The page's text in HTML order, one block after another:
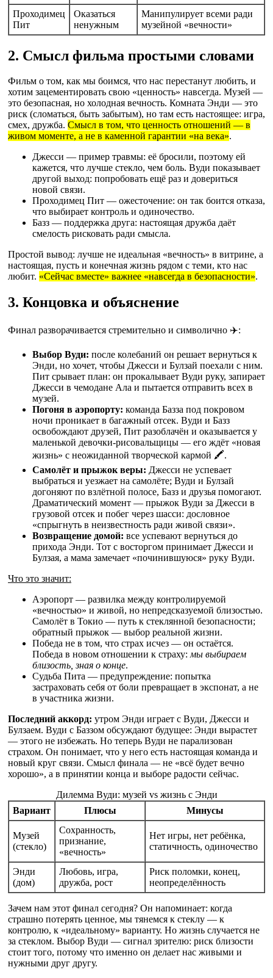
Проходимец
Пит
Оказаться
ненужным
Манипулирует всеми ради
музейной «вечности»
2. Смысл фильма простыми словами
Фильм о том, как мы боимся, что нас перестанут любить, и
хотим зацементировать свою «ценность» навсегда. Музей —
это безопасная, но холодная вечность. Комната Энди — это
риск (сломаться, быть забытым), но там есть настоящее: игра,
смех, дружба. Смысл в том, что ценность отношений — в
живом моменте, а не в каменной гарантии «на века».
Джесси — пример травмы: её бросили, поэтому ей
кажется, что лучше стекло, чем боль. Вуди показывает
другой выход: попробовать ещё раз и довериться
новой связи.
Проходимец Пит — ожесточение: он так боится отказа,
что выбирает контроль и одиночество.
Базз — поддержка друга: настоящая дружба даёт
смелость рисковать ради смысла.
Простой вывод: лучше не идеальная «вечность» в витрине, а
настоящая, пусть и конечная жизнь рядом с теми, кто нас
любит. «Сейчас вместе» важнее «навсегда в безопасности».
3. Концовка и объяснение
Финал разворачивается стремительно и символично ✈️:
Выбор Вуди: после колебаний он решает вернуться к
Энди, но хочет, чтобы Джесси и Булзай поехали с ним.
Пит срывает план: он прокалывает Вуди руку, запирает
Джесси в чемодане Ала и пытается отправить всех в
музей.
Погоня в аэропорту: команда Базза под покровом
ночи проникает в багажный отсек. Вуди и Базз
освобождают друзей, Пит разоблачён и оказывается у
маленькой девочки-рисовальщицы — его ждёт «новая
жизнь» с неожиданной творческой кармой 🖍️.
Самолёт и прыжок веры: Джесси не успевает
выбраться и уезжает на самолёте; Вуди и Булзай
догоняют по взлётной полосе, Базз и друзья помогают.
Драматический момент — прыжок Вуди за Джесси в
грузовой отсек и побег через шасси: дословное
«спрыгнуть в неизвестность ради живой связи».
Возвращение домой: все успевают вернуться до
прихода Энди. Тот с восторгом принимает Джесси и
Булзая, а мама замечает «починившуюся» руку Вуди.
Что это значит:
Аэропорт — развилка между контролируемой
«вечностью» и живой, но непредсказуемой близостью.
Самолёт в Токио — путь к стеклянной безопасности;
обратный прыжок — выбор реальной жизни.
Победа не в том, что страх исчез — он остаётся.
Победа в новом отношении к страху: мы выбираем
близость, зная о конце.
Судьба Пита — предупреждение: попытка
застраховать себя от боли превращает в экспонат, а не
в участника жизни.
Последний аккорд: утром Энди играет с Вуди, Джесси и
Булзаем. Вуди с Баззом обсуждают будущее: Энди вырастет
— этого не избежать. Но теперь Вуди не парализован
страхом. Он понимает, что у него есть настоящая команда и
новый круг связи. Смысл финала — не «всё будет вечно
хорошо», а в принятии конца и выборе радости сейчас.
Дилемма Вуди: музей vs жизнь с Энди
Вариант
Плюсы Минусы
Музей
(стекло)
Сохранность,
признание,
«вечность»
Нет игры, нет ребёнка,
статичность, одиночество
Энди
(дом)
Любовь, игра,
дружба, рост
Риск поломки, конец,
неопределённость
Зачем нам этот финал сегодня? Он напоминает: когда
страшно потерять ценное, мы тянемся к стеклу — к
контролю, к «идеальному» варианту. Но жизнь случается не
за стеклом. Выбор Вуди — сигнал зрителю: риск близости
стоит того, потому что именно он делает нас живыми и
нужными друг другу.